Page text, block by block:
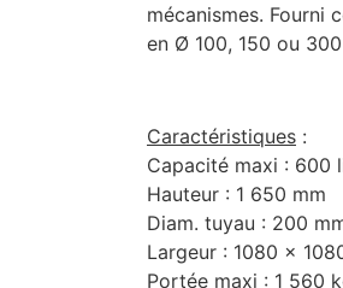
mécanismes. Fourni
en Ø 100, 150 ou
Caractéristiques :
Capacité maxi : 600
Hauteur : 1 650 mm
Diam. tuyau : 200
Largeur : 1080 x
Portée maxi : 1 560